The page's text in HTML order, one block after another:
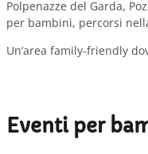
Polpenazze del Garda,
per bambini, percorsi
Un’area family-friendly
Eventi per